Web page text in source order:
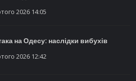
2026 14:05
на Одесу: наслідки вибухів
2026 12:42